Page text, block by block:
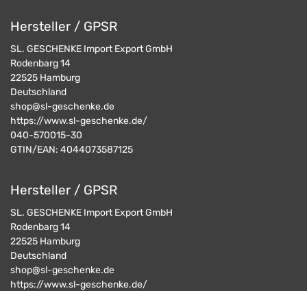
Hersteller / GPSR
SL. GESCHENKE Import Export GmbH
Rodenbarg 14
22525 Hamburg
Deutschland
shop@sl-geschenke.de
https://www.sl-geschenke.de/
040-570015-30
GTIN/EAN: 4044073587125
Hersteller / GPSR
SL. GESCHENKE Import Export GmbH
Rodenbarg 14
22525 Hamburg
Deutschland
shop@sl-geschenke.de
https://www.sl-geschenke.de/